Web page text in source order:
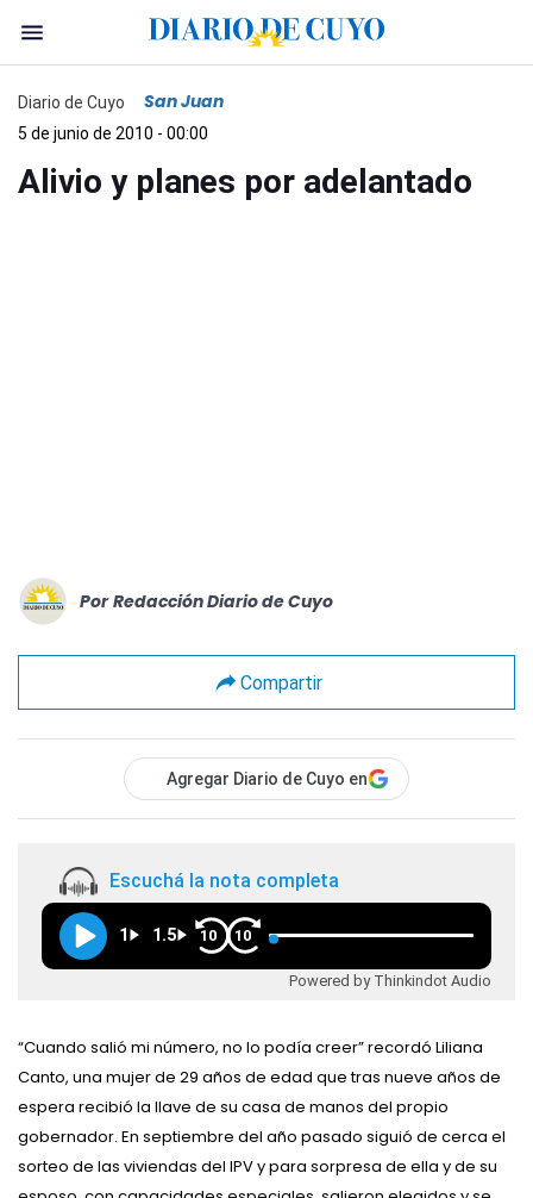
Diario de Cuyo San Juan
5 de junio de 2010 - 00:00
Alivio y planes por adelantado
Por Redacción Diario de Cuyo
Compartir
Agregar Diario de Cuyo en
Escuchá la nota completa
1 1.5 10 10
Powered by Thinkindot Audio
“Cuando salió mi número, no lo podía creer” recordó Liliana
Canto, una mujer de 29 años de edad que tras nueve años de
espera recibió la llave de su casa de manos del propio
gobernador. En septiembre del año pasado siguió de cerca el
sorteo de las viviendas del IPV y para sorpresa de ella y de su